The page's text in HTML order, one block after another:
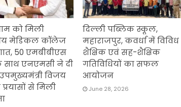
को मिली
मेडिकल कॉलेज
50 एमबीबीएस
साथ एनएमसी ने दी
विजय
से मिली
दिल्ली पब्लिक स्कूल,
महाराजपुर, कवर्धा में विविध
शैक्षिक एवं सह-शैक्षिक
गतिविधियों का सफल
आयोजन
June 28, 2026